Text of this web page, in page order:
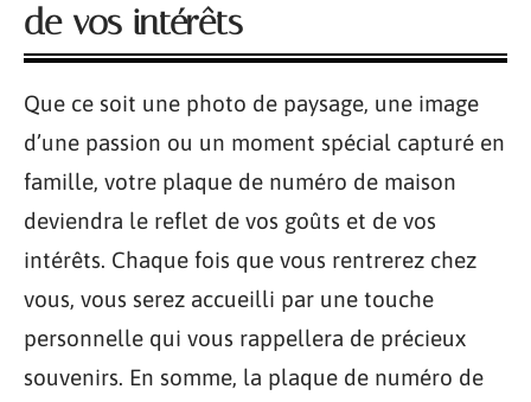
de vos intérêts
Que ce soit une photo de paysage, une image
d’une passion ou un moment spécial capturé en
famille, votre plaque de numéro de maison
deviendra le reflet de vos goûts et de vos
intérêts. Chaque fois que vous rentrerez chez
vous, vous serez accueilli par une touche
personnelle qui vous rappellera de précieux
souvenirs. En somme, la plaque de numéro de